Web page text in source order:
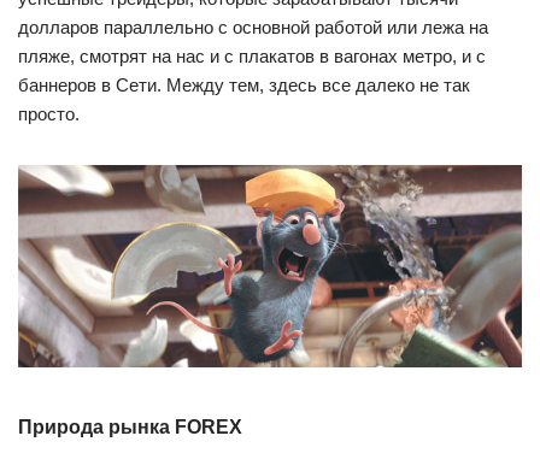
долларов параллельно с основной работой или лежа на
пляже, смотрят на нас и с плакатов в вагонах метро, и с
баннеров в Сети. Между тем, здесь все далеко не так
просто.
Природа рынка FOREX